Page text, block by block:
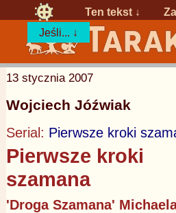
Ten tekst ↓
Jeśli... ↓
13 stycznia 2007
Wojciech Jóźwiak
Serial: Pierwsze kroki
Pierwsze kroki
szamana
'Droga Szamana'